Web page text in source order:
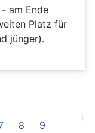
am Ende
Platz für
jünger).
8 9